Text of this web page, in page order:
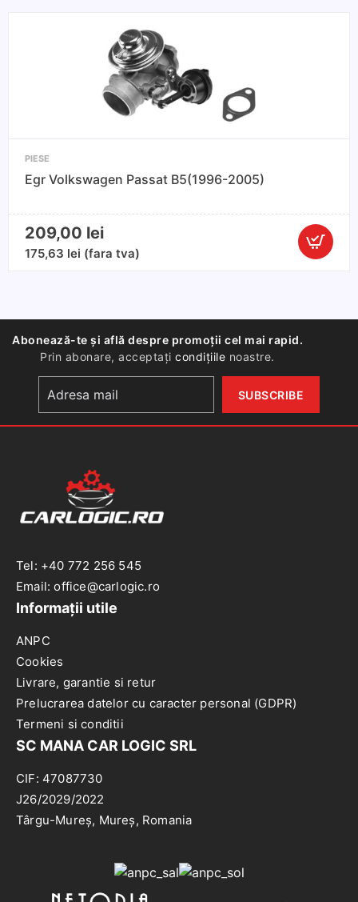
PIESE
Egr Volkswagen Passat B5(1996-2005)
209,00 lei
175,63 lei (fara tva)
Cantitate
2005)
Abonează-te și află despre promoții cel mai rapid.
Prin abonare, acceptațicondițiile noastre.
Tel: +40 772 256 545
Email: office@carlogic.ro
Informații utile
ANPC
Cookies
Livrare, garantie si retur
Prelucrarea datelor cu caracter personal (GDPR)
Termeni si conditii
SC MANA CAR LOGIC SRL
CIF: 47087730
J26/2029/2022
Târgu-Mureș, Mureș, Romania